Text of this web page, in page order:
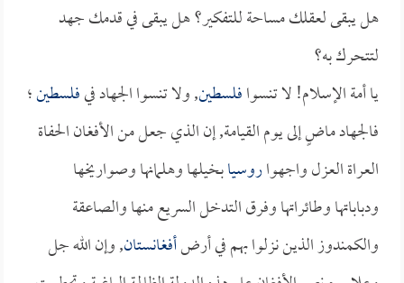
هل يبقى لعقلك مساحة للتفكير؟ هل يبقى في قدمك جهد
لتتحرك به؟
يا أمة الإسلام! لا تنسوافلسطين, ولا تنسوا الجهاد فيفلسطين؛
فالجهاد ماضٍ إلى يوم القيامة, إن الذي جعل من الأفغان الحفاة
العراة العزل واجهواروسيابخيلها وهلمانها وصواريخها
ودباباتها وطائراتها وفرق التدخل السريع منها والصاعقة
والكمندوز الذين نزلوا بهم في أرضأفغانستان, وإن الله جل